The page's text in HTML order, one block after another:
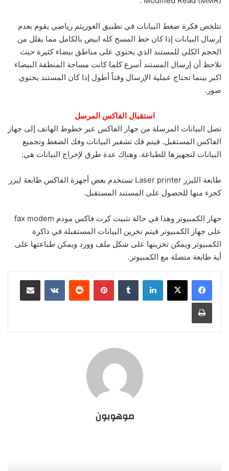
تتلخص فكرة ضغط البيانات في تطبيق الغوريثم رياضي يقوم بعدم
إرسال البيانات إذا كان خط المسح كله ابيض بالكامل مما يقلل من
الحجم الكلي للمستند الذي يحتوي على مناطق بيضاء كثيرة حيث
نلاحظ أن إرسال المستند أسرع كلما كانت مساحة المنطقة البيضاء
اكبر بينما تحتاج عملية الإرسال وقتاً أطول إذا كان المستند يحتوي
صور.
استقبال الفاكس المرسل
تصل البيانات المرسلة من جهاز الفاكس عبر خطوط الهاتف إلى جهاز
الفاكس المستقبل. فيتم فك تشفير البيانات وفك الضغط وتجميع
البيانات لتجهيزها للطباعة. وهناك عدة طرق لإخراج البيانات هي:
طابعة الليزر Laser printer تستخدم بعض أجهزة الفاكس طابعة ليزر
كجزء منها للحصول على المستند المستقبل.
جهاز الكمبيوتر وهذا في حالة تثبيت كرت فاكس مودم fax modem
على جهاز الكمبيوتر فيتم تخزين البيانات المستقبلة في ذاكرة
الكمبيوتر ويمكن تخزينها على شكل ملف وورد ويمكن طباعتها على
أية طابعة متصلة مع الكمبيوتر.
لينكدإن بينتيريست
موهوبون